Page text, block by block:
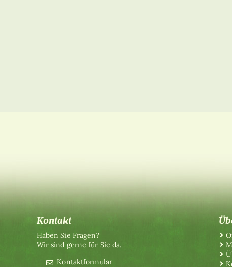
Kontakt
Haben Sie Fragen?
Wir sind gerne für Sie da.
Kontaktformular